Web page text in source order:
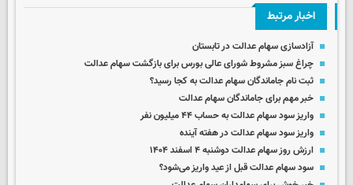
اخبار مرتبط
آزادسازی سهام عدالت در تابستان
چراغ سبز مشروط شورای عالی بورس برای بازگشت سهام عدالت
ثبت نام جاماندگان سهام عدالت به کجا رسید؟
خبر مهم برای جاماندگان سهام عدالت
واریز سود سهام عدالت به حساب ۴۴ میلیون نفر
واریز سود سهام عدالت در هفته آینده
ارزش روز سهام عدالت دوشنبه ۴ اسفند ۱۴۰۴
سود سهام عدالت قبل از عید واریز می‌شود؟